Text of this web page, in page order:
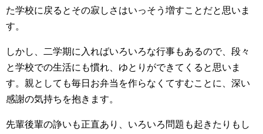
た学校に戻るとその寂しさはいっそう増すことだと思いま
す。
しかし、二学期に入ればいろいろな行事もあるので、段々
と学校での生活にも慣れ、ゆとりができてくると思いま
す。親としても毎日お弁当を作らなくてすむことに、深い
感謝の気持ちを抱きます。
先輩後輩の諍いも正直あり、いろいろ問題も起きたりもし